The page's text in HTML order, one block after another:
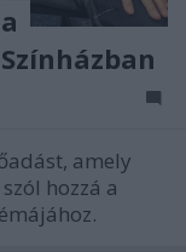
amely
hozzá a